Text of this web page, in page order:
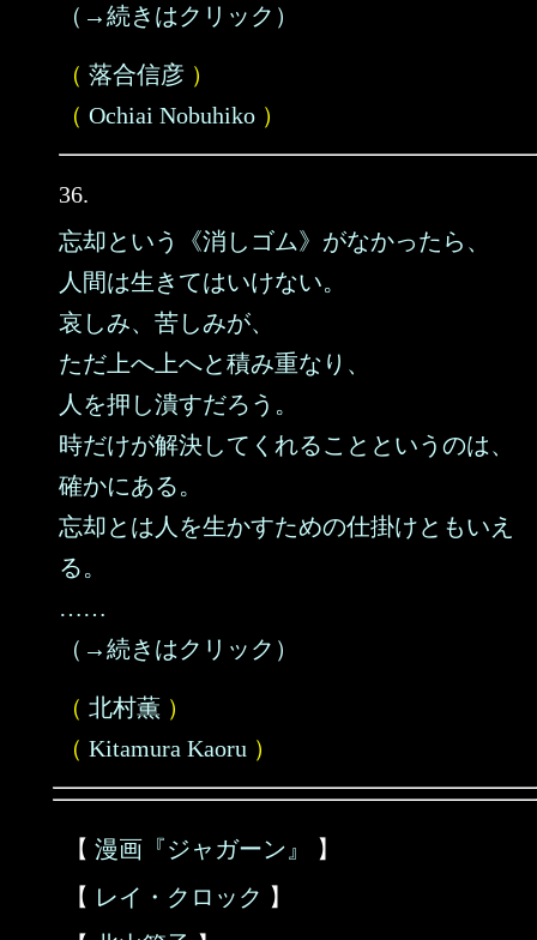
（→続きはクリック）
（ 落合信彦 ）
（ Ochiai Nobuhiko ）
36.
忘却という《消しゴム》がなかったら、
人間は生きてはいけない。
哀しみ、苦しみが、
ただ上へ上へと積み重なり、
人を押し潰すだろう。
時だけが解決してくれることというのは、
確かにある。
忘却とは人を生かすための仕掛けともいえ
る。
……
（→続きはクリック）
（ 北村薫 ）
（ Kitamura Kaoru ）
【 漫画『ジャガーン』
】
【 レイ・クロック 】